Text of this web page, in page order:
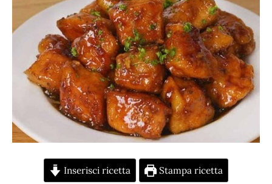
Inserisci ricetta Stampa ricetta